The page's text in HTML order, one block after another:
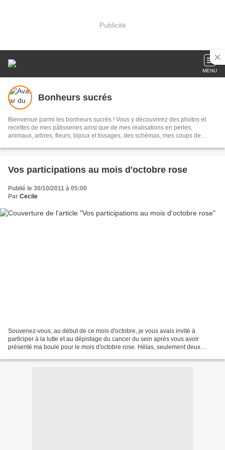
Publicité
MENU
Bonheurs sucrés
Bienvenue parmi les bonheurs sucrés ! Vous y découvrirez des photos et
recettes de mes pâtisseries ainsi que de mes réalisations en perles,
animaux, arbres, fleurs, bijoux et tissages, des schémas, mes coups de
Vos participations au mois d'octobre rose
Publié le 30/10/2011 à 05:00
Par Cecile
Souvenez-vous, au début de ce mois d'octobre, je vous avais invité à
participer à la lutte et au dépistage du cancer du sein après vous avoir
présenté ma boule pour le mois d'octobre rose. Hélas, seulement deux